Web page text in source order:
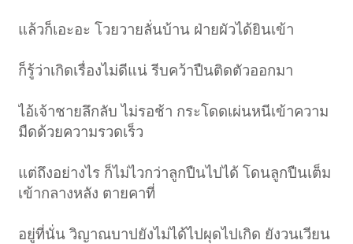
แล้วก็เอะอะ โวยวายลั่นบ้าน ฝ่ายผัวได้ยินเข้า
ก็รู้ว่าเกิดเรื่องไม่ดีแน่ รีบคว้าปืนติดตัวออกมา
ไอ้เจ้าชายลึกลับ ไม่รอช้า กระโดดเผ่นหนีเข้าความ
มืดด้วยความรวดเร็ว
แต่ถึงอย่างไร ก็ไม่ไวกว่าลูกปืนไปได้ โดนลูกปืนเต็ม
เข้ากลางหลัง ตายคาที่
อยู่ที่นั่น วิญาณบาปยังไม่ได้ไปผุดไปเกิด ยังวนเวียน